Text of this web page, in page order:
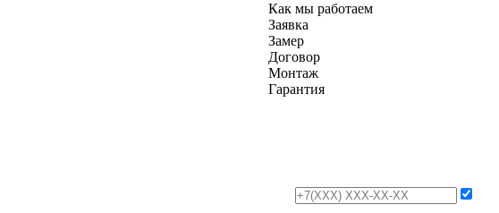
Как мы работаем
Заявка
Замер
Договор
Монтаж
Гарантия